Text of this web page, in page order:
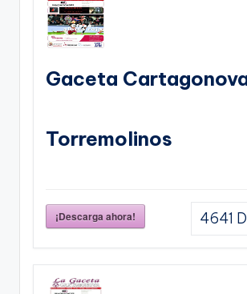
Gaceta
Torremolinos
¡Descarga ahora! 4641